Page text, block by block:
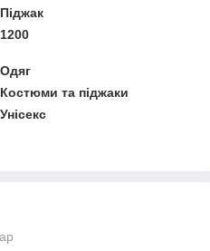
Піджак
1200
Одяг
Костюми та піджаки
Унісекс